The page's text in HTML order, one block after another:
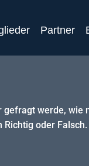
Partner
werde, wie
oder